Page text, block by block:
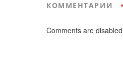
КОММЕНТАРИИ
Comments are disabled